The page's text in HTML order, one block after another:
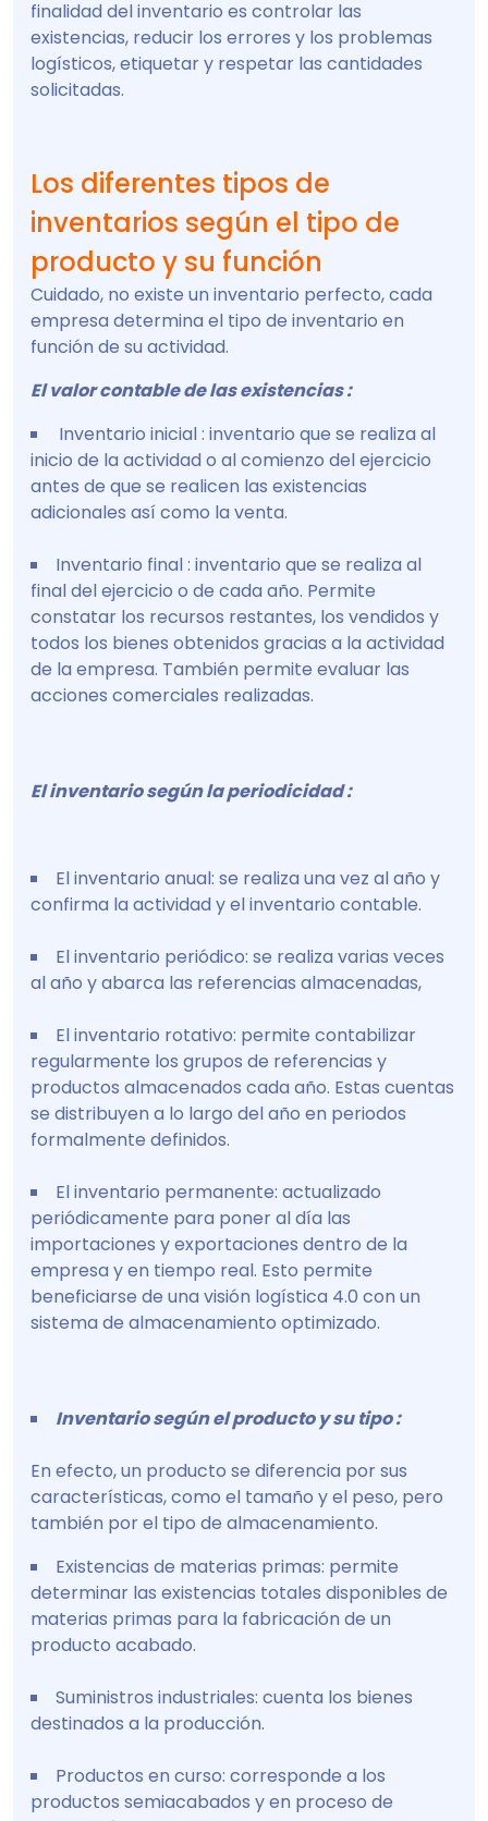
finalidad del inventario es controlar las
existencias, reducir los errores y los problemas
logísticos, etiquetar y respetar las cantidades
solicitadas.
Los diferentes tipos de
inventarios según el tipo de
producto y su función
Cuidado, no existe un inventario perfecto, cada
empresa determina el tipo de inventario en
función de su actividad.
El valor contable de las existencias :
Inventario inicial : inventario que se realiza al
inicio de la actividad o al comienzo del ejercicio
antes de que se realicen las existencias
adicionales así como la venta.
Inventario final : inventario que se realiza al
final del ejercicio o de cada año. Permite
constatar los recursos restantes, los vendidos y
todos los bienes obtenidos gracias a la actividad
de la empresa. También permite evaluar las
acciones comerciales realizadas.
El inventario según la periodicidad :
El inventario anual: se realiza una vez al año y
confirma la actividad y el inventario contable.
El inventario periódico: se realiza varias veces
al año y abarca las referencias almacenadas,
El inventario rotativo: permite contabilizar
regularmente los grupos de referencias y
productos almacenados cada año. Estas cuentas
se distribuyen a lo largo del año en periodos
formalmente definidos.
El inventario permanente: actualizado
periódicamente para poner al día las
importaciones y exportaciones dentro de la
empresa y en tiempo real. Esto permite
beneficiarse de una visión logística 4.0 con un
sistema de almacenamiento optimizado.
Inventario según el producto y su tipo :
En efecto, un producto se diferencia por sus
características, como el tamaño y el peso, pero
también por el tipo de almacenamiento.
Existencias de materias primas: permite
determinar las existencias totales disponibles de
materias primas para la fabricación de un
producto acabado.
Suministros industriales: cuenta los bienes
destinados a la producción.
Productos en curso: corresponde a los
productos semiacabados y en proceso de